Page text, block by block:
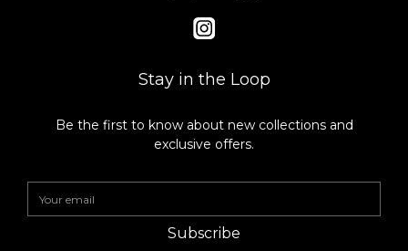
Stay in the Loop
Be the first to know about new collections and
exclusive offers.
Subscribe